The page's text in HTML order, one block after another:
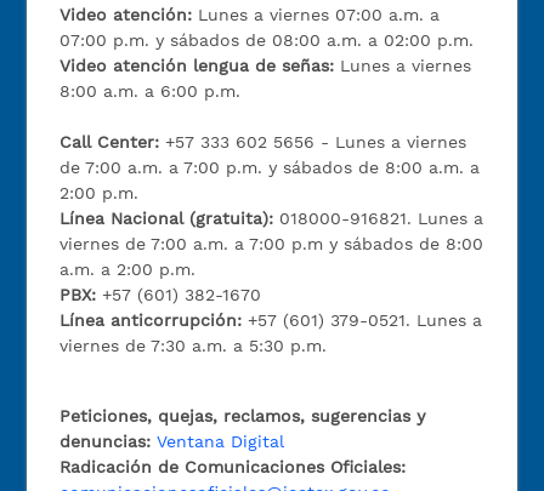
Video atención: Lunes a viernes 07:00 a.m. a
07:00 p.m. y sábados de 08:00 a.m. a 02:00 p.m.
Video atención lengua de señas: Lunes a viernes
8:00 a.m. a 6:00 p.m.
Call Center:+57 333 602 5656 - Lunes a viernes
de 7:00 a.m. a 7:00 p.m. y sábados de 8:00 a.m. a
2:00 p.m.
Línea Nacional (gratuita): 018000-916821. Lunes a
viernes de 7:00 a.m. a 7:00 p.m y sábados de 8:00
a.m. a 2:00 p.m.
PBX:+57 (601) 382-1670
Línea anticorrupción:+57 (601) 379-0521. Lunes a
viernes de 7:30 a.m. a 5:30 p.m.
Peticiones, quejas, reclamos, sugerencias y
denuncias: Ventana Digital
Radicación de Comunicaciones Oficiales: